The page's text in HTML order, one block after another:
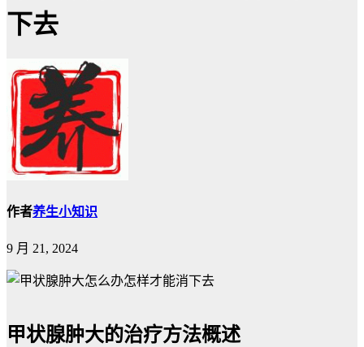
下去
作者养生小知识
9 月 21, 2024
甲状腺肿大的治疗方法概述